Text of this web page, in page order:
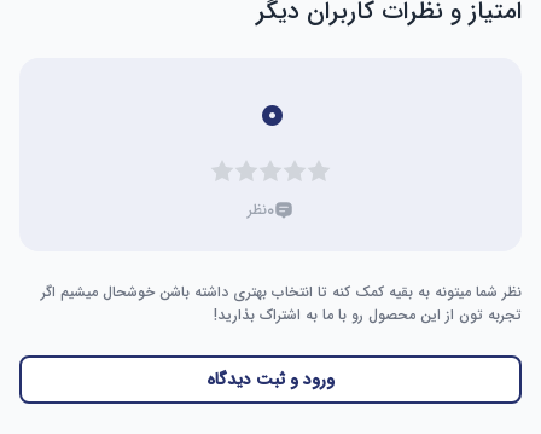
امتیاز و نظرات کاربران دیگر
۰
۰نظر
نظر شما میتونه به بقیه کمک کنه تا انتخاب بهتری داشته باشن خوشحال میشیم اگر
تجربه تون از این محصول رو با ما به اشتراک بذارید!
ورود و ثبت دیدگاه